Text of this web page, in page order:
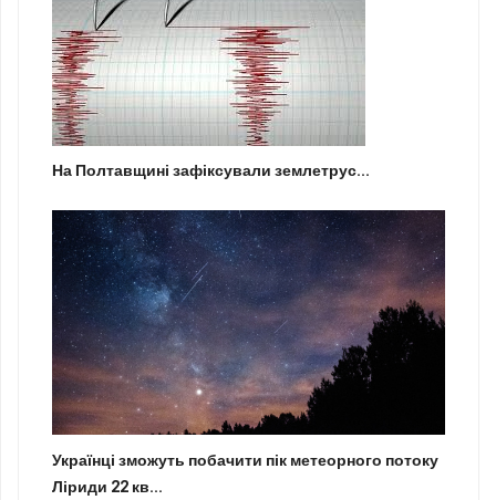
На Полтавщині зафіксували землетрус...
Українці зможуть побачити пік метеорного потоку
Ліриди 22 кв...